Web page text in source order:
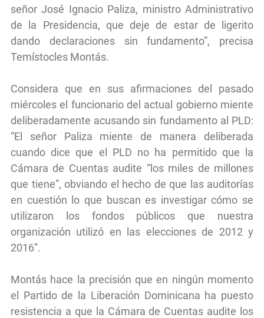
señor José Ignacio Paliza, ministro Administrativo
de la Presidencia, que deje de estar de ligerito
dando declaraciones sin fundamento”, precisa
Temístocles Montás.
Considera que en sus afirmaciones del pasado
miércoles el funcionario del actual gobierno miente
deliberadamente acusando sin fundamento al PLD:
“El señor Paliza miente de manera deliberada
cuando dice que el PLD no ha permitido que la
Cámara de Cuentas audite “los miles de millones
que tiene”, obviando el hecho de que las auditorías
en cuestión lo que buscan es investigar cómo se
utilizaron los fondos públicos que nuestra
organización utilizó en las elecciones de 2012 y
2016”.
Montás hace la precisión que en ningún momento
el Partido de la Liberación Dominicana ha puesto
resistencia a que la Cámara de Cuentas audite los